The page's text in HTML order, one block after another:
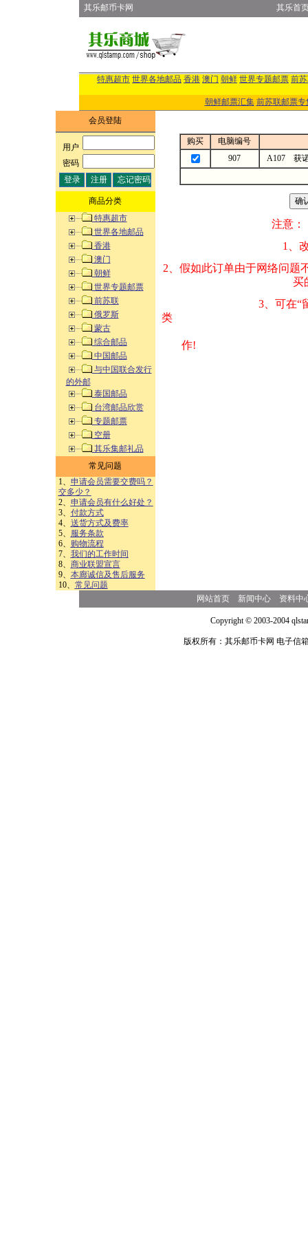
其乐邮币卡网 其乐首
特惠超市 世界各地邮品 香港 澳门 朝鲜 世界专题邮票 前
朝鲜邮票汇集 前苏联邮票专
会员登陆
用户:
密码:
商品分类
特惠超市
世界各地邮品
香港
澳门
朝鲜
世界专题邮票
前苏联
俄罗斯
蒙古
综合邮品
中国邮品
与中国联合发行
的外邮
泰国邮品
台湾邮品欣赏
专题邮票
空册
其乐集邮礼品
常见问题
1、 申请会员需要交费吗？
交多少？
2、 申请会员有什么好处？
3、 付款方式
4、 送货方式及费率
5、
服务条款
6、
购物流程
7、 我们的工作时间
8、 商业联盟宣言
9、 本廊诚信及售后服务
10、 常见问题
购买
电脑编号
907
A107 获
注意：
1、改变商品数量
2、假如此订单由
买的邮品的“
3、可在“
类 方式告之
作!
网站首页 新闻中心 资料中
Copyright © 2003-2004
版权所有：其乐邮币卡网 电子信